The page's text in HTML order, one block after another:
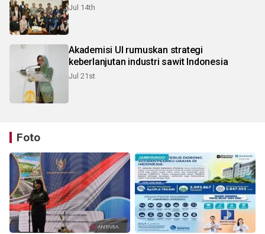
Jul 14th
Akademisi UI rumuskan strategi
keberlanjutan industri sawit Indonesia
Jul 21st
Foto